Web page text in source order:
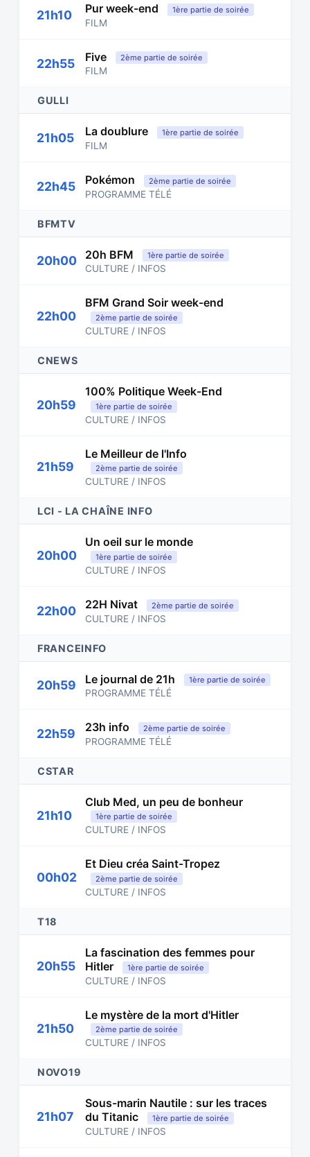
21h10 Pur week-end 1ère partie de soirée
FILM
22h55 Five 2ème partie de soirée
FILM
GULLI
21h05 La doublure 1ère partie de soirée
FILM
22h45 Pokémon 2ème partie de soirée
PROGRAMME TÉLÉ
BFMTV
20h00 20h BFM 1ère partie de soirée
CULTURE / INFOS
22h00
BFM Grand Soir week-end
2ème partie de soirée
CULTURE / INFOS
CNEWS
20h59
100% Politique Week-End
1ère partie de soirée
CULTURE / INFOS
21h59
Le Meilleur de l'Info
2ème partie de soirée
CULTURE / INFOS
LCI - LA CHAÎNE INFO
20h00
Un oeil sur le monde
1ère partie de soirée
CULTURE / INFOS
22h00 22H Nivat 2ème partie de soirée
CULTURE / INFOS
FRANCEINFO
20h59 Le journal de 21h 1ère partie de soirée
PROGRAMME TÉLÉ
22h59 23h info 2ème partie de soirée
PROGRAMME TÉLÉ
CSTAR
21h10
Club Med, un peu de bonheur
1ère partie de soirée
CULTURE / INFOS
00h02
Et Dieu créa Saint-Tropez
2ème partie de soirée
CULTURE / INFOS
T18
20h55
La fascination des femmes pour
Hitler
1ère partie de soirée
CULTURE / INFOS
21h50
Le mystère de la mort d'Hitler
2ème partie de soirée
CULTURE / INFOS
NOVO19
21h07
Sous-marin Nautile : sur les traces
du Titanic
1ère partie de soirée
CULTURE / INFOS